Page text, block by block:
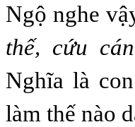
Ngộ nghe
thế, cứu
Nghĩa là
làm thế nào